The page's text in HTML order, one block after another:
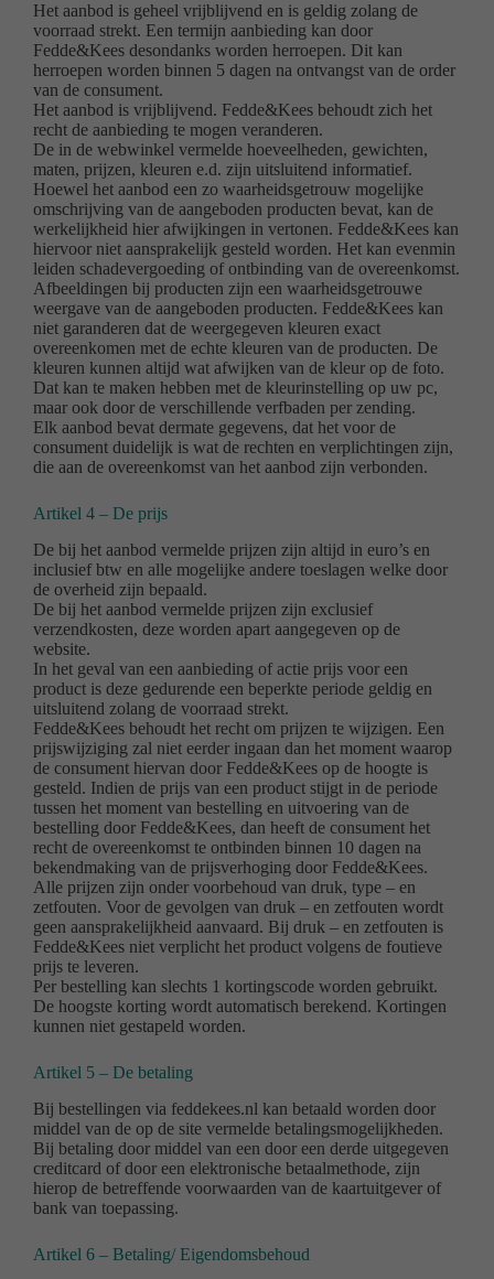
Het aanbod is geheel vrijblijvend en is geldig zolang de
voorraad strekt. Een termijn aanbieding kan door
Fedde&Kees desondanks worden herroepen. Dit kan
herroepen worden binnen 5 dagen na ontvangst van de order
van de consument.
Het aanbod is vrijblijvend. Fedde&Kees behoudt zich het
recht de aanbieding te mogen veranderen.
De in de webwinkel vermelde hoeveelheden, gewichten,
maten, prijzen, kleuren e.d. zijn uitsluitend informatief.
Hoewel het aanbod een zo waarheidsgetrouw mogelijke
omschrijving van de aangeboden producten bevat, kan de
werkelijkheid hier afwijkingen in vertonen. Fedde&Kees kan
hiervoor niet aansprakelijk gesteld worden. Het kan evenmin
leiden schadevergoeding of ontbinding van de overeenkomst.
Afbeeldingen bij producten zijn een waarheidsgetrouwe
weergave van de aangeboden producten. Fedde&Kees kan
niet garanderen dat de weergegeven kleuren exact
overeenkomen met de echte kleuren van de producten. De
kleuren kunnen altijd wat afwijken van de kleur op de foto.
Dat kan te maken hebben met de kleurinstelling op uw pc,
maar ook door de verschillende verfbaden per zending.
Elk aanbod bevat dermate gegevens, dat het voor de
consument duidelijk is wat de rechten en verplichtingen zijn,
die aan de overeenkomst van het aanbod zijn verbonden.
Artikel 4 – De prijs
De bij het aanbod vermelde prijzen zijn altijd in euro’s en
inclusief btw en alle mogelijke andere toeslagen welke door
de overheid zijn bepaald.
De bij het aanbod vermelde prijzen zijn exclusief
verzendkosten, deze worden apart aangegeven op de
website.
In het geval van een aanbieding of actie prijs voor een
product is deze gedurende een beperkte periode geldig en
uitsluitend zolang de voorraad strekt.
Fedde&Kees behoudt het recht om prijzen te wijzigen. Een
prijswijziging zal niet eerder ingaan dan het moment waarop
de consument hiervan door Fedde&Kees op de hoogte is
gesteld. Indien de prijs van een product stijgt in de periode
tussen het moment van bestelling en uitvoering van de
bestelling door Fedde&Kees, dan heeft de consument het
recht de overeenkomst te ontbinden binnen 10 dagen na
bekendmaking van de prijsverhoging door Fedde&Kees.
Alle prijzen zijn onder voorbehoud van druk, type – en
zetfouten. Voor de gevolgen van druk – en zetfouten wordt
geen aansprakelijkheid aanvaard. Bij druk – en zetfouten is
Fedde&Kees niet verplicht het product volgens de foutieve
prijs te leveren.
Per bestelling kan slechts 1 kortingscode worden gebruikt.
De hoogste korting wordt automatisch berekend. Kortingen
kunnen niet gestapeld worden.
Artikel 5 – De betaling
Bij bestellingen via feddekees.nl kan betaald worden door
middel van de op de site vermelde betalingsmogelijkheden.
Bij betaling door middel van een door een derde uitgegeven
creditcard of door een elektronische betaalmethode, zijn
hierop de betreffende voorwaarden van de kaartuitgever of
bank van toepassing.
Artikel 6 – Betaling/ Eigendomsbehoud